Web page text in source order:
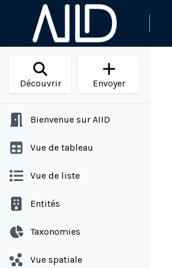
Découvrir Envoyer
Bienvenue sur AIID
Vue de tableau
Vue de liste
Entités
Taxonomies
Vue spatiale